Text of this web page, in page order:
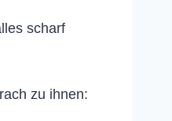
scharf
zu ihnen: